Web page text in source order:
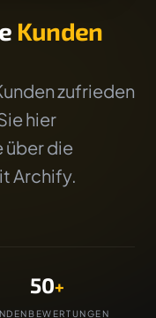
Kunden
zufrieden
hier
über die
Archify.
50+